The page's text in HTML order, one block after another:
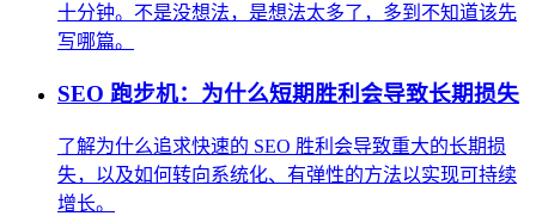
十分钟。不是没想法，是想法太多了，多到不知道该先
写哪篇。
SEO 跑步机：为什么短期胜利会导致长期损失
了解为什么追求快速的 SEO 胜利会导致重大的长期损
失，以及如何转向系统化、有弹性的方法以实现可持续
增长。